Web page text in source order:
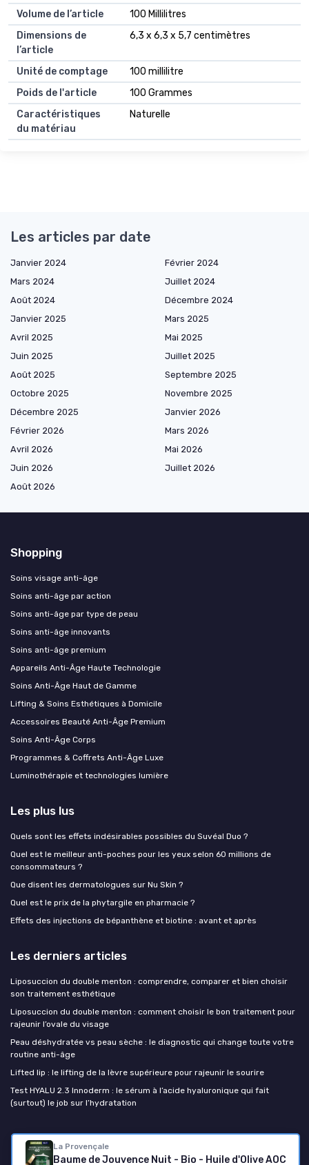
Volume de l’article
100 Millilitres
Dimensions de
l’article
6,3 x 6,3 x 5,7 centimètres
Unité de comptage
100 millilitre
Poids de l'article
100 Grammes
Caractéristiques
du matériau
Naturelle
La Provençale
Baume de Jouvence Nuit - Bio - Huile d'Olive AOC
Les articles par date
Janvier 2024
Février 2024
Mars 2024
Juillet 2024
Août 2024
Décembre 2024
Janvier 2025
Mars 2025
Avril 2025
Mai 2025
Juin 2025
Juillet 2025
Août 2025
Septembre 2025
Octobre 2025
Novembre 2025
Décembre 2025
Janvier 2026
Février 2026
Mars 2026
Avril 2026
Mai 2026
Juin 2026
Juillet 2026
Août 2026
Shopping
Soins visage anti-âge
Soins anti-âge par action
Soins anti-âge par type de peau
Soins anti-âge innovants
Soins anti-âge premium
Appareils Anti-Âge Haute Technologie
Soins Anti-Âge Haut de Gamme
Lifting & Soins Esthétiques à Domicile
Accessoires Beauté Anti-Âge Premium
Soins Anti-Âge Corps
Programmes & Coffrets Anti-Âge Luxe
Luminothérapie et technologies lumière
Les plus lus
Quels sont les effets indésirables possibles du Suvéal Duo ?
Quel est le meilleur anti-poches pour les yeux selon 60 millions de
consommateurs ?
Que disent les dermatologues sur Nu Skin ?
Quel est le prix de la phytargile en pharmacie ?
Effets des injections de bépanthène et biotine : avant et après
Les derniers articles
Liposuccion du double menton : comprendre, comparer et bien choisir
son traitement esthétique
Liposuccion du double menton : comment choisir le bon traitement pour
rajeunir l’ovale du visage
Peau déshydratée vs peau sèche : le diagnostic qui change toute votre
routine anti-âge
Lifted lip : le lifting de la lèvre supérieure pour rajeunir le sourire
Test HYALU 2.3 Innoderm : le sérum à l’acide hyaluronique qui fait
(surtout) le job sur l’hydratation
Cosmétiques Anti-âge